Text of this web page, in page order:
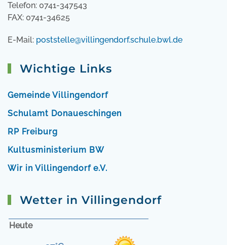
Telefon: 0741-347543
FAX: 0741-34625
E-Mail: poststelle@villingendorf.schule.bwl.de
Wichtige Links
Gemeinde Villingendorf
Schulamt Donaueschingen
RP Freiburg
Kultusministerium BW
Wir in Villingendorf e.V.
Wetter in Villingendorf
Heute